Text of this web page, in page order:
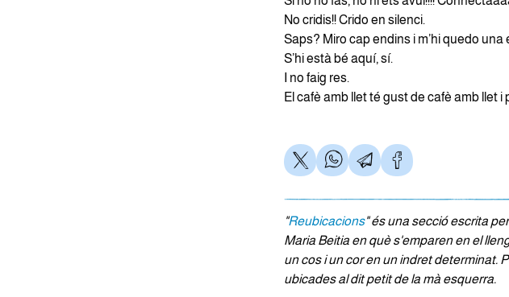
No cridis!! Crido en silenci.
Saps? Miro cap endins i m’hi quedo una
S’hi està bé aquí, sí.
I no faig res.
El cafè amb llet té gust de cafè amb llet i
"Reubicacions" és una secció escrita
Maria Beitia en què s'emparen en el
un cos i un cor en un indret determinat.
ubicades al dit petit de la mà esquerra.